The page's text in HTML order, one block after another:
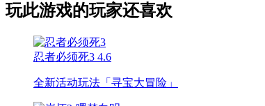
玩此游戏的玩家还喜欢
忍者必须死3 4.6
全新活动玩法「寻宝大冒险」